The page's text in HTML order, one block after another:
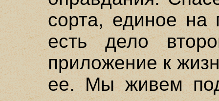
сорта, единое на
есть дело
приложение к
ее. Мы живем под